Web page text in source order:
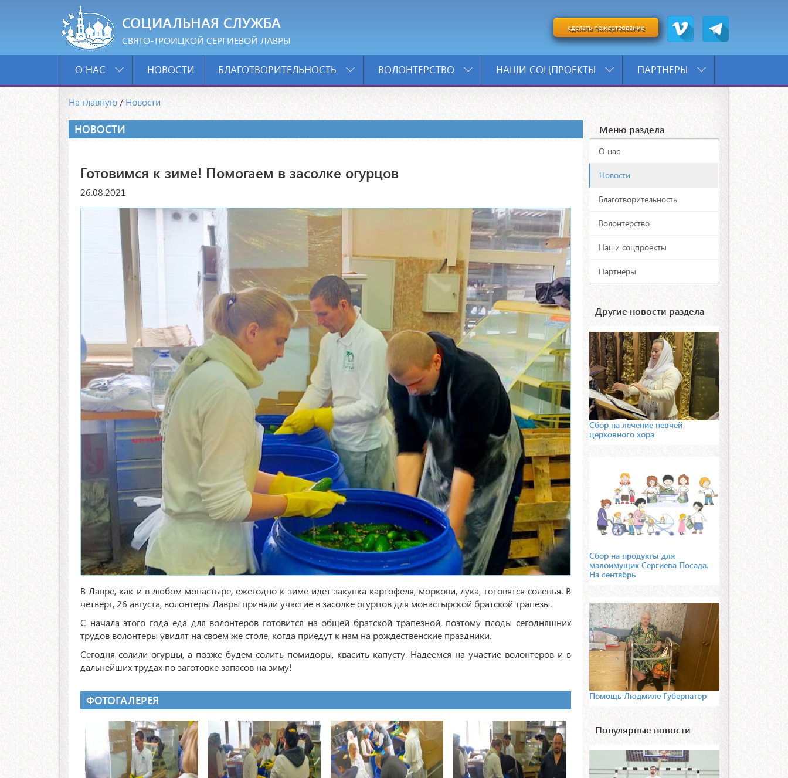
СОЦИАЛЬНАЯ СЛУЖБА
СВЯТО-ТРОИЦКОЙ СЕРГИЕВОЙ ЛАВРЫ
сделать пожертвование
О НАС НОВОСТИ БЛАГОТВОРИТЕЛЬНОСТЬ ВОЛОНТЕРСТВО НАШИ СОЦПРОЕКТЫ ПАРТНЕРЫ
На главную /Новости
НОВОСТИ
Готовимся к зиме! Помогаем в засолке огурцов
26.08.2021
В Лавре, как и в любом монастыре, ежегодно к зиме идет закупка картофеля, моркови, лука, готовятся соленья. В
четверг, 26 августа, волонтеры Лавры приняли участие в засолке огурцов для монастырской братской трапезы.
С начала этого года еда для волонтеров готовится на общей братской трапезной, поэтому плоды сегодняшних
трудов волонтеры увидят на своем же столе, когда приедут к нам на рождественские праздники.
Сегодня солили огурцы, а позже будем солить помидоры, квасить капусту. Надеемся на участие волонтеров и в
дальнейших трудах по заготовке запасов на зиму!
ФОТОГАЛЕРЕЯ
Меню раздела
О нас
Новости
Благотворительность
Волонтерство
Наши соцпроекты
Партнеры
Другие новости раздела
Сбор на лечение певчей
церковного хора
Сбор на продукты для
малоимущих Сергиева Посада.
На сентябрь
Помощь Людмиле Губернатор
Популярные новости